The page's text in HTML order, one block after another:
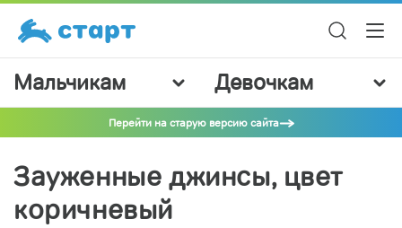
Мальчикам Девочкам
Перейти на старую версию сайта
Зауженные джинсы, цвет
коричневый